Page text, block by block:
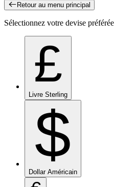
Retour au menu principal
Sélectionnez votre devise préférée
£
Livre Sterling
$
Dollar Américain